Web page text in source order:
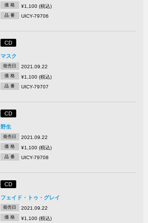
価 格 ¥1,100 (税込)
品 番 UICY-79706
CD
マスク
発売日 2021.09.22
価 格 ¥1,100 (税込)
品 番 UICY-79707
CD
野生
発売日 2021.09.22
価 格 ¥1,100 (税込)
品 番 UICY-79708
CD
フェイド・トゥ・グレイ
発売日 2021.09.22
価 格 ¥1,100 (税込)